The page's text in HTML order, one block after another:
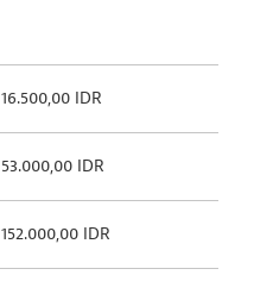
16.500,00 IDR
53.000,00 IDR
152.000,00 IDR